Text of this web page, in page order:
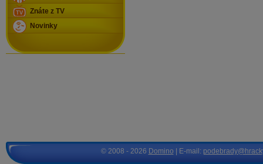
Znáte z TV
Novinky
© 2008 - 2026 Domino | E-mail: